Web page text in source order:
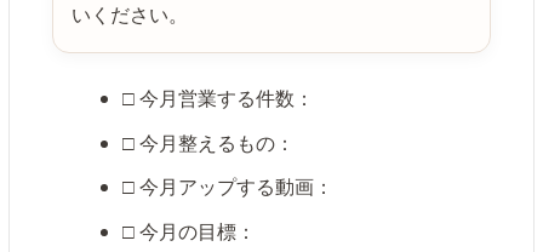
いください。
□ 今月営業する件数：
□ 今月整えるもの：
□ 今月アップする動画：
□ 今月の目標：